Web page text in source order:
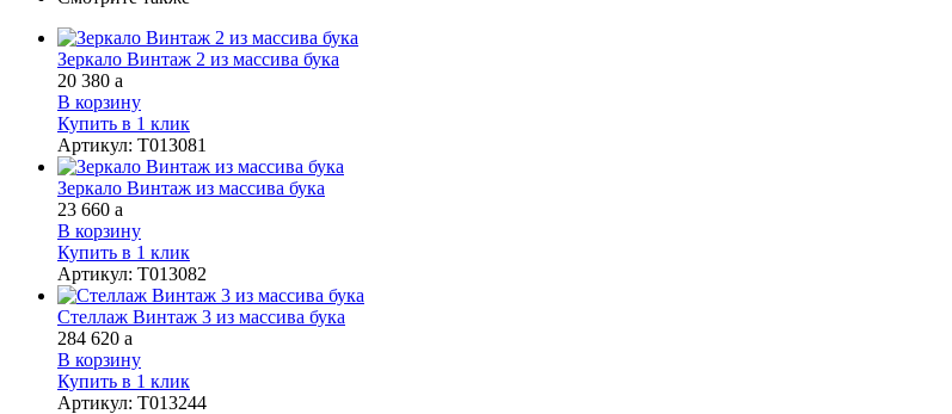
Зеркало Винтаж 2 из массива бука
20 380 a
В корзину
Купить в 1 клик
Артикул: Т013081
Зеркало Винтаж из массива бука
23 660 a
В корзину
Купить в 1 клик
Артикул: Т013082
Стеллаж Винтаж 3 из массива бука
284 620 a
В корзину
Купить в 1 клик
Артикул: Т013244